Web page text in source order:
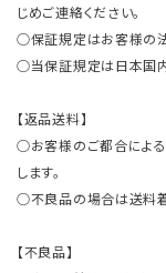
じめご連絡ください。
○保証規定はお客様の
○当保証規定は日本国
【返品送料】
○お客様のご都合によ
します。
○不良品の場合は送料
【不良品】